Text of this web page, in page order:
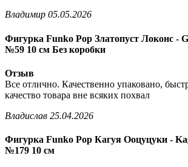
Владимир 05.05.2026
Фигурка Funko Pop Златопуст Локонс -
№59 10 см Без коробки
Отзыв
Все отлично. Качественно упаковано,
качество товара вне всяких похвал
Владислав 25.04.2026
Фигурка Funko Pop Кагуя Ооцуцуки -
№179 10 см